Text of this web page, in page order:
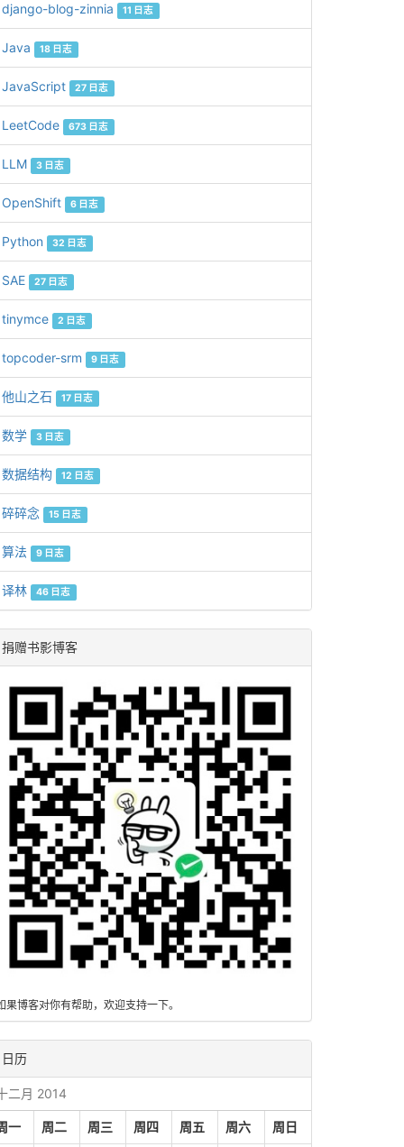
django-blog-zinnia 11 日志
Java 18 日志
JavaScript 27 日志
LeetCode 673 日志
LLM 3 日志
OpenShift 6 日志
Python 32 日志
SAE 27 日志
tinymce 2 日志
topcoder-srm 9 日志
他山之石 17 日志
数学 3 日志
数据结构 12 日志
碎碎念 15 日志
算法 9 日志
译林 46 日志
捐赠书影博客
果博客对你有帮助，欢迎支持一下。
日历
二月 2014
一 周二 周三 周四 周五 周六 周日